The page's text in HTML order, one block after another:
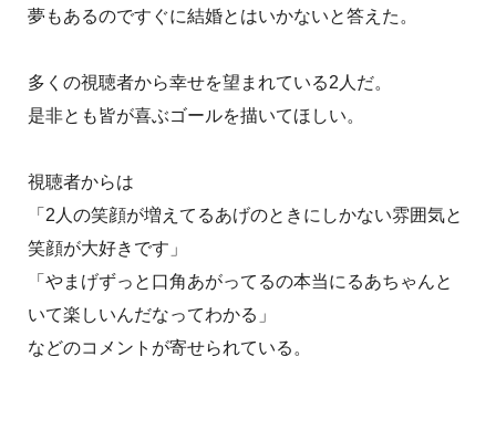
夢もあるのですぐに結婚とはいかないと答えた。
多くの視聴者から幸せを望まれている2人だ。
是非とも皆が喜ぶゴールを描いてほしい。
視聴者からは
「2人の笑顔が増えてるあげのときにしかない雰囲気と
笑顔が大好きです」
「やまげずっと口角あがってるの本当にるあちゃんと
いて楽しいんだなってわかる」
などのコメントが寄せられている。